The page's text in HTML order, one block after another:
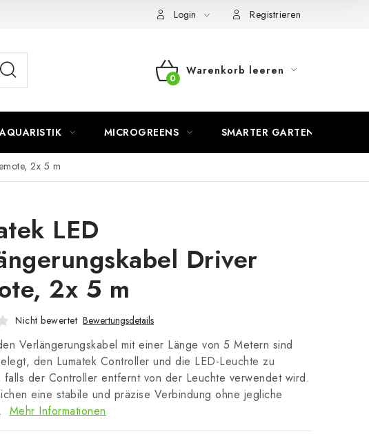
Login Registrieren
WARENKORB
Warenkorb leeren
AQUARISTIK MICROGREENS SMARTER GARTEN
2x 5 m
LED
Driver
2x 5 m
Nicht bewertet Bewertungsdetails
Verlängerungskabel mit einer Länge von 5 Metern sind
den Lumatek Controller und die LED-Leuchte zu
falls der Controller entfernt von der Leuchte verwendet wird.
eine stabile und präzise Verbindung ohne jegliche
Mehr Informationen